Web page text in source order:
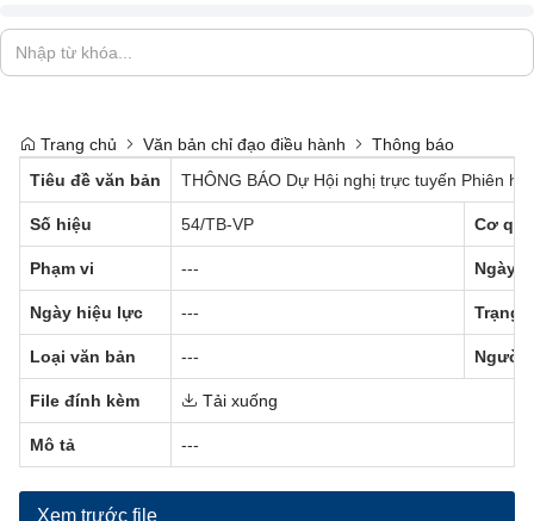
Trang chủ Văn bản chỉ đạo điều hành
Thông báo
Tiêu đề văn bản
THÔNG BÁO Dự Hội nghị trực tuyến Phiên
Số hiệu 54/TB-VP Cơ
Phạm vi --- Ngày
Ngày hiệu lực --- Trạng
Loại văn bản --- Người
File đính kèm Tải xuống
Mô tả ---
Xem trước file